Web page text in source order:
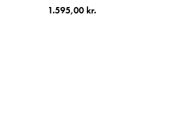
både til montering og som
1.595,00 kr.